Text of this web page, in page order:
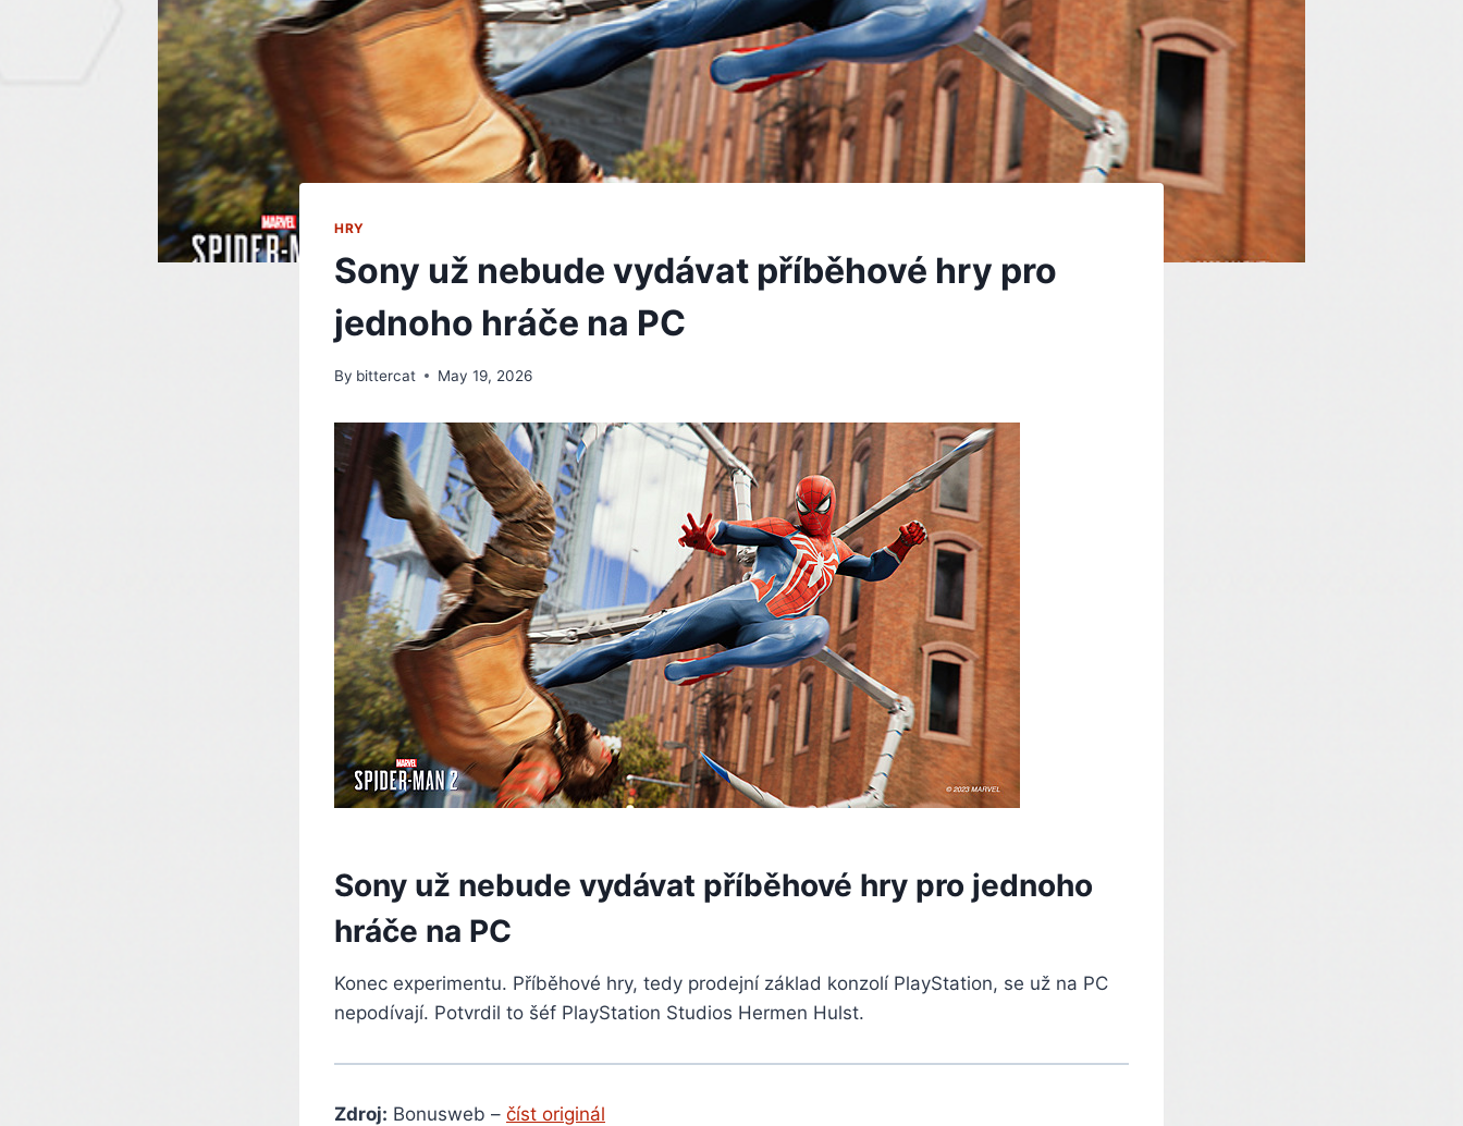
HRY
Sony už nebude vydávat příběhové hry pro
jednoho hráče na PC
By bittercat May 19, 2026
Sony už nebude vydávat příběhové hry pro jednoho
hráče na PC
Konec experimentu. Příběhové hry, tedy prodejní základ konzolí PlayStation, se už na PC
nepodívají. Potvrdil to šéf PlayStation Studios Hermen Hulst.
Zdroj: Bonusweb – číst originál